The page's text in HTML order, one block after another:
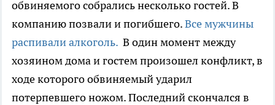
обвиняемого собрались несколько гостей. В
компанию позвали и погибшего.Все мужчины
распивали алкоголь. В один момент между
хозяином дома и гостем произошел конфликт, в
ходе которого обвиняемый ударил
потерпевшего ножом. Последний скончался в